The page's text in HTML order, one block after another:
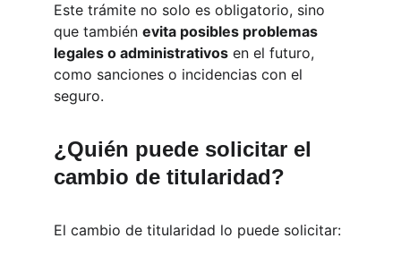
Este trámite no solo es obligatorio, sino
que también evita posibles problemas
legales o administrativos en el futuro,
como sanciones o incidencias con el
seguro.
¿Quién puede solicitar el
cambio de titularidad?
El cambio de titularidad lo puede solicitar: